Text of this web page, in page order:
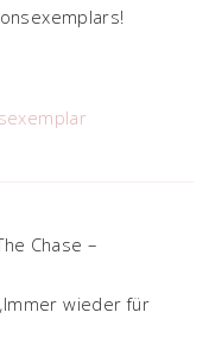
Chase –
wieder für